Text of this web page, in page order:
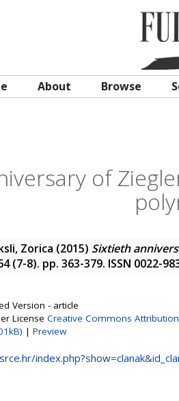
About Browse
of
Zorica (2015) Sixtieth
(7-8). pp. 363-379. ISSN 0022-
Version - article
License Creative Commons Attribution
| Preview